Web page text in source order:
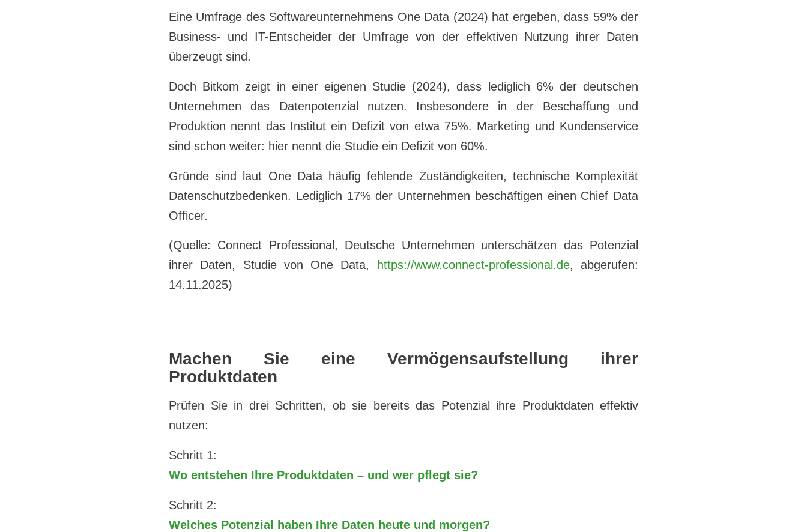
Eine Umfrage des Softwareunternehmens One Data (2024) hat ergeben, dass 59% der
Business- und IT-Entscheider der Umfrage von der effektiven Nutzung ihrer Daten
überzeugt sind.
Doch Bitkom zeigt in einer eigenen Studie (2024), dass lediglich 6% der deutschen
Unternehmen das Datenpotenzial nutzen. Insbesondere in der Beschaffung und
Produktion nennt das Institut ein Defizit von etwa 75%. Marketing und Kundenservice
sind schon weiter: hier nennt die Studie ein Defizit von 60%.
Gründe sind laut One Data häufig fehlende Zuständigkeiten, technische Komplexität
Datenschutzbedenken. Lediglich 17% der Unternehmen beschäftigen einen Chief Data
Officer.
(Quelle: Connect Professional, Deutsche Unternehmen unterschätzen das Potenzial
ihrer Daten, Studie von One Data,
https://www.connect-professional.de, abgerufen:
14.11.2025)
Machen Sie eine Vermögensaufstellung ihrer
Produktdaten
Prüfen Sie in drei Schritten, ob sie bereits das Potenzial ihre Produktdaten effektiv
nutzen:
Schritt 1:
Wo entstehen Ihre Produktdaten – und wer pflegt sie?
Schritt 2:
Welches Potenzial haben Ihre Daten heute und morgen?